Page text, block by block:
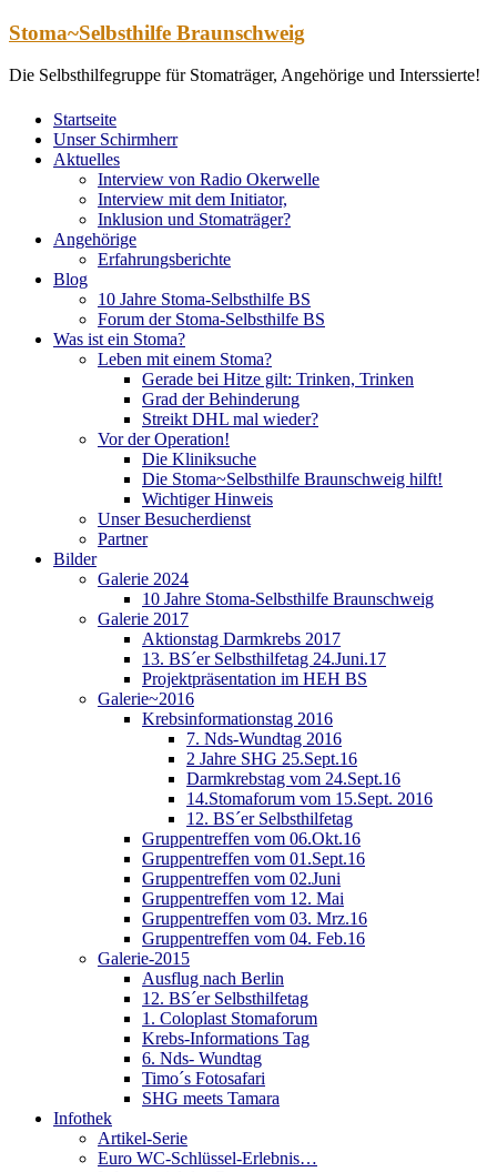
Zum
springen
Stoma~Selbsthilfe Braunschweig
Die Selbsthilfegruppe für Stomaträger, Angehörige und Interssierte!
Startseite
Unser Schirmherr
Aktuelles
Interview von Radio Okerwelle
Interview mit dem Initiator,
Inklusion und Stomaträger?
Angehörige
Erfahrungsberichte
Blog
10 Jahre Stoma-Selbsthilfe BS
Forum der Stoma-Selbsthilfe BS
Was ist ein Stoma?
Leben mit einem Stoma?
Gerade bei Hitze gilt: Trinken, Trinken
Grad der Behinderung
Streikt DHL mal wieder?
Vor der Operation!
Die Kliniksuche
Die Stoma~Selbsthilfe Braunschweig hilft!
Wichtiger Hinweis
Unser Besucherdienst
Partner
Bilder
Galerie 2024
10 Jahre Stoma-Selbsthilfe Braunschweig
Galerie 2017
Aktionstag Darmkrebs 2017
13. BS´er Selbsthilfetag 24.Juni.17
Projektpräsentation im HEH BS
Galerie~2016
Krebsinformationstag 2016
7. Nds-Wundtag 2016
2 Jahre SHG 25.Sept.16
Darmkrebstag vom 24.Sept.16
14.Stomaforum vom 15.Sept. 2016
12. BS´er Selbsthilfetag
Gruppentreffen vom 06.Okt.16
Gruppentreffen vom 01.Sept.16
Gruppentreffen vom 02.Juni
Gruppentreffen vom 12. Mai
Gruppentreffen vom 03. Mrz.16
Gruppentreffen vom 04. Feb.16
Galerie-2015
Ausflug nach Berlin
12. BS´er Selbsthilfetag
1. Coloplast Stomaforum
Krebs-Informations Tag
6. Nds- Wundtag
Timo´s Fotosafari
SHG meets Tamara
Infothek
Artikel-Serie
Euro WC-Schlüssel-Erlebnis…